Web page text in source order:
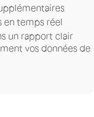
en temps réel
un rapport clair
vos données de